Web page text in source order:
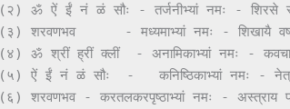
(२) ॐ ऐं ईं नं ळं सौः - तर्जनीभ्यां नमः - शिरसे
(३) शरवणभव      - मध्यमाभ्यां नमः - शिखायै
(४) ॐ श्रीं ह्रीं क्लीं  - अनामिकाभ्यां नमः -
(५) ऐं ईं नं ळं सौः  -   कनिष्ठिकाभ्यां नमः -
(६) शरवणभव - करतलकरपृष्ठाभ्यां नमः - अस्त्राय